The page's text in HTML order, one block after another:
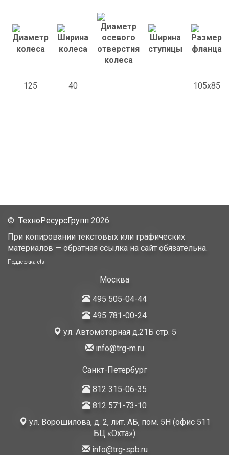
125 40 105x85
© ТехноРесурсГрупп 2026
При копировании текстовых или графических
материалов — обратная ссылка на сайт обязательна.
Поддержка cts
Москва
495 505-04-44
495 781-00-24
ул. Автомоторная д.21Б стр. 5
info@trg-m.ru
Санкт-Петербург
812 315-06-35
812 571-73-10
ул. Ворошилова, д. 2, лит. АБ, пом. 5Н (офис 511
БЦ «Охта»)
info@trg-spb.ru